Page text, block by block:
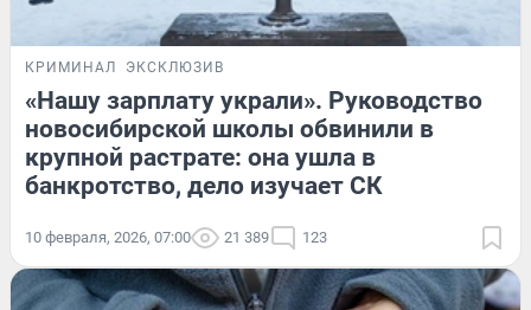
КРИМИНАЛ ЭКСКЛЮЗИВ
«Нашу зарплату украли». Руководство
новосибирской школы обвинили в
крупной растрате: она ушла в
банкротство, дело изучает СК
10 февраля, 2026, 07:00 21 389 123